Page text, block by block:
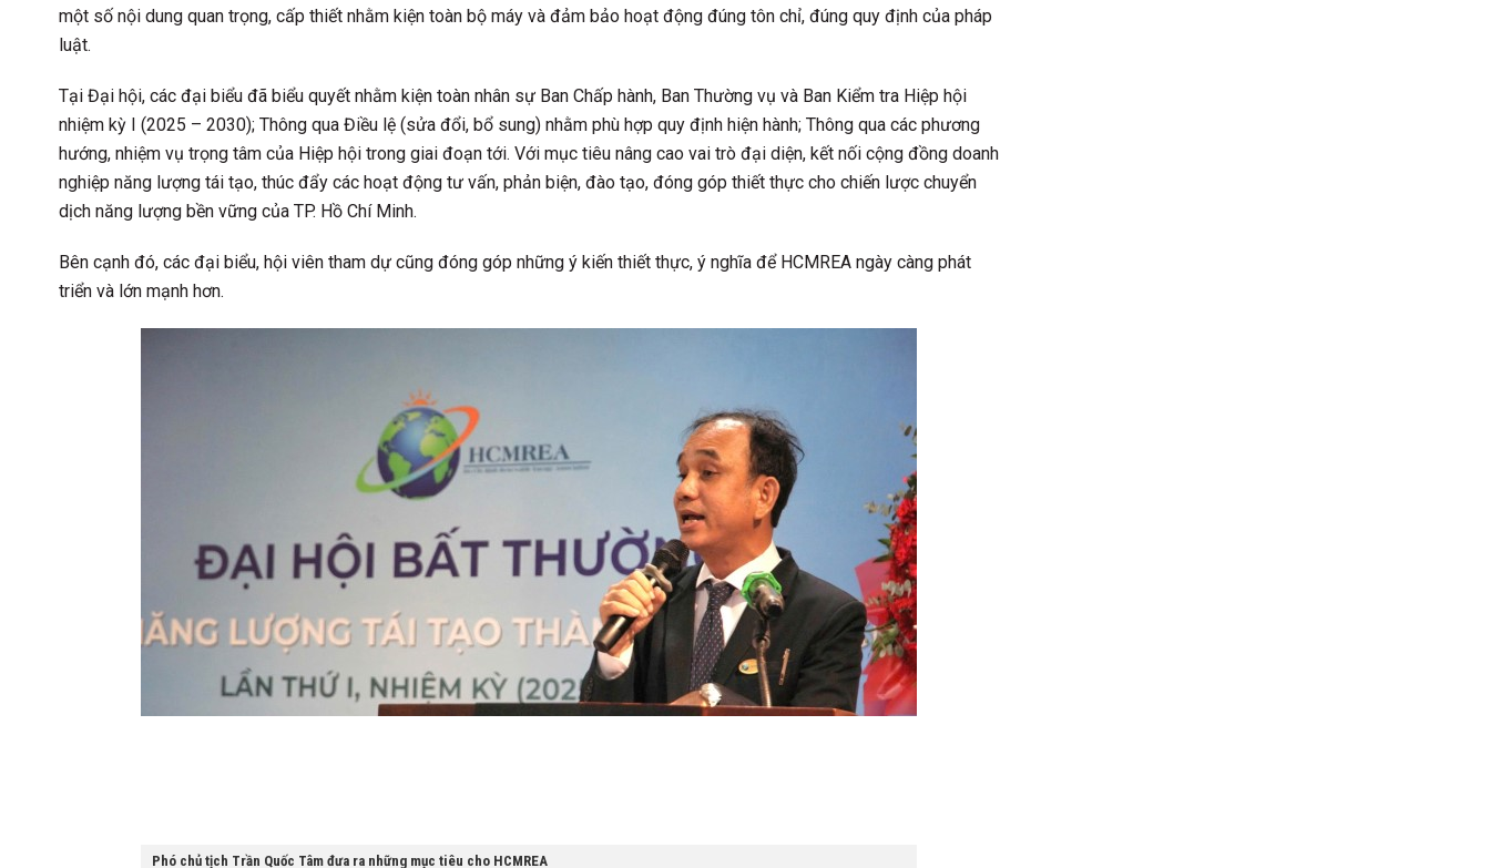
một số nội dung quan trọng, cấp thiết nhằm kiện toàn bộ máy và đảm bảo hoạt động đúng tôn chỉ, đúng quy định của pháp
luật.
Tại Đại hội, các đại biểu đã biểu quyết nhằm kiện toàn nhân sự Ban Chấp hành, Ban Thường vụ và Ban Kiểm tra Hiệp hội
nhiệm kỳ I (2025 – 2030); Thông qua Điều lệ (sửa đổi, bổ sung) nhằm phù hợp quy định hiện hành; Thông qua các phương
hướng, nhiệm vụ trọng tâm của Hiệp hội trong giai đoạn tới. Với mục tiêu nâng cao vai trò đại diện, kết nối cộng đồng doanh
nghiệp năng lượng tái tạo, thúc đẩy các hoạt động tư vấn, phản biện, đào tạo, đóng góp thiết thực cho chiến lược chuyển
dịch năng lượng bền vững của TP. Hồ Chí Minh.
Bên cạnh đó, các đại biểu, hội viên tham dự cũng đóng góp những ý kiến thiết thực, ý nghĩa để HCMREA ngày càng phát
triển và lớn mạnh hơn.
Phó chủ tịch Trần Quốc Tâm đưa ra những mục tiêu cho HCMREA